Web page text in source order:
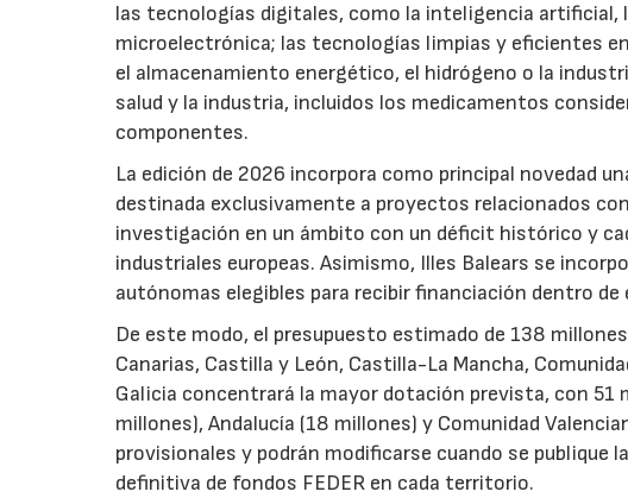
las tecnologías digitales, como la inteligencia artificial,
microelectrónica; las tecnologías limpias y eficientes
el almacenamiento energético, el hidrógeno o la
salud y la industria, incluidos los medicamentos
componentes.
La edición de 2026 incorpora como principal novedad
destinada exclusivamente a proyectos relacionados
investigación en un ámbito con un déficit histórico y
industriales europeas. Asimismo, Illes Balears se
autónomas elegibles para recibir financiación dentro
De este modo, el presupuesto estimado de 138
Canarias, Castilla y León, Castilla-La Mancha,
Galicia concentrará la mayor dotación prevista, con 51
millones), Andalucía (18 millones) y Comunidad
provisionales y podrán modificarse cuando se
definitiva de fondos FEDER en cada territorio.